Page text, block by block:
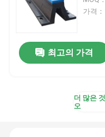
주요한 고무 방현재
콘 고무 방현재
가격
최고의 가격
더 많은
오